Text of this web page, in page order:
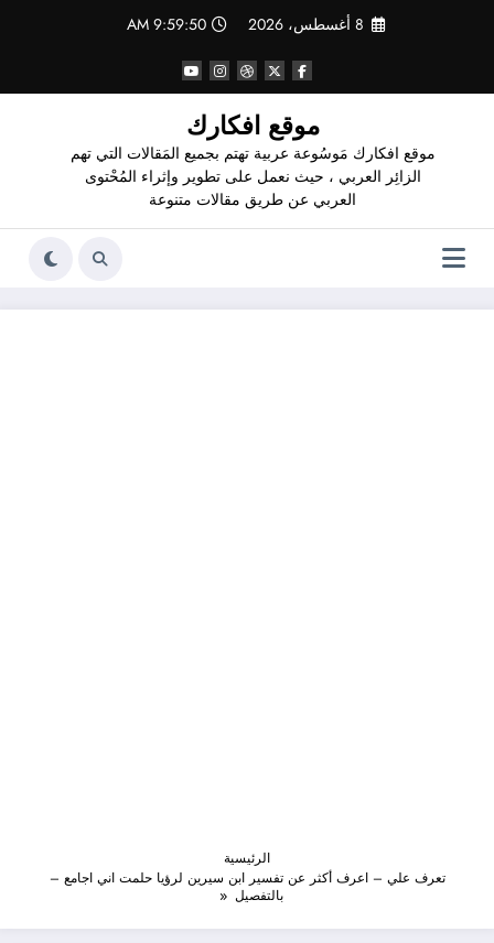
8 أغسطس، 2026 9:59:50 AM
موقع افكارك
موقع افكارك مَوسُوعة عربية تهتم بجميع المَقالات التي تهم
الزائِر العربي ، حيث نعمل على تطوير وإثراء المُحْتوى
العربي عن طريق مقالات متنوعة
الرئيسية
تعرف علي – اعرف أكثر عن تفسير ابن سيرين لرؤيا حلمت اني اجامع –
بالتفصيل